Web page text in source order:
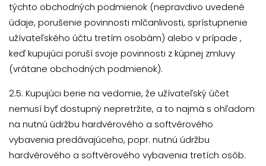
týchto obchodných podmienok (nepravdivo uvedené
údaje, porušenie povinnosti mlčanlivosti, sprístupnenie
užívateľského účtu tretím osobám) alebo v prípade ,
keď kupujúci poruší svoje povinnosti z kúpnej zmluvy
(vrátane obchodných podmienok).
2.5. Kupujúci berie na vedomie, že užívateľský účet
nemusí byť dostupný nepretržite, a to najmä s ohľadom
na nutnú údržbu hardvérového a softvérového
vybavenia predávajúceho, popr. nutnú údržbu
hardvérového a softvérového vybavenia tretích osôb.